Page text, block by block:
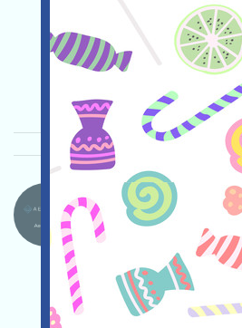
关联: 需申请 ETH/
2026/04/25
重要程度:★★★ 3.0
Aeredium.-AER 语言
Aeredium.正在空投，打
保安全，完成各项任务，
獎勵，邀请获得更多！
关联:需申请
收录时间: 2026/04/20